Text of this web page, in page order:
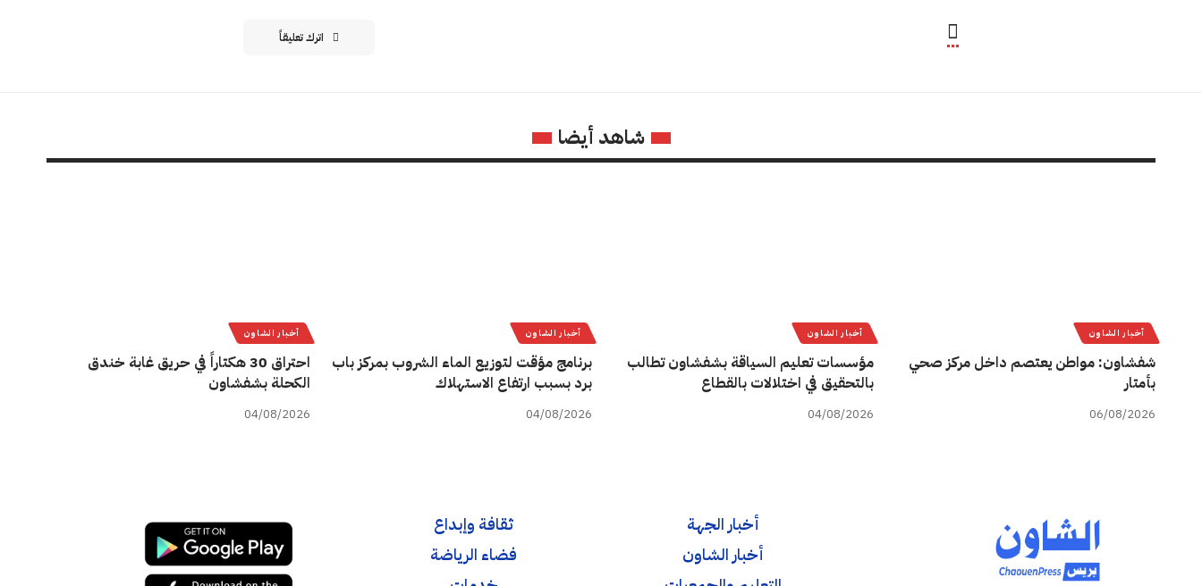
اترك تعليقاً
شاهد أيضا
أخبار الشاون
شفشاون: مواطن يعتصم داخل مركز صحي
بأمتار
06/08/2026
أخبار الشاون
مؤسسات تعليم السياقة بشفشاون تطالب
بالتحقيق في اختلالات بالقطاع
04/08/2026
أخبار الشاون
برنامج مؤقت لتوزيع الماء الشروب بمركز باب
برد بسبب ارتفاع الاستهلاك
04/08/2026
أخبار الشاون
احتراق 30 هكتاراً في حريق غابة خندق
الكحلة بشفشاون
04/08/2026
أخبار الجهة
أخبار الشاون
ثقافة وإبداع
فضاء الرياضة